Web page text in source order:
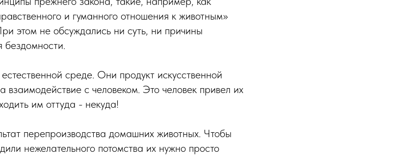
и гуманного отношения к животным»
этом не обсуждались ни суть, ни причины
бездомности.
среде. Они продукт искусственной
с человеком. Это человек привел их
им оттуда - некуда!
перепроизводства домашних животных. Чтобы
нежелательного потомства их нужно просто